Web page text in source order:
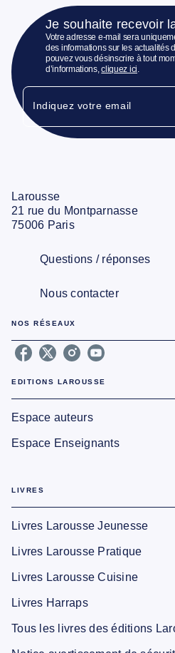
Je souhaite recevoir
Votre adresse e-mail sera
des informations sur les actualités
pouvez vous désinscrire à tout
d’informations,cliquez ici
Indiquez votre email
Larousse
21 rue du Montparnasse
75006 Paris
Questions / réponses
Nous contacter
NOS RÉSEAUX
EDITIONS LAROUSSE
Espace auteurs
Espace Enseignants
LIVRES
Livres Larousse Jeunesse
Livres Larousse Pratique
Livres Larousse Cuisine
Livres Harraps
Tous les livres des éditions